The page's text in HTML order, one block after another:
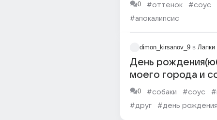
0 #оттенок
#соус
#апокалипсис
dimon_kirsanov_9 в Лапки
День
моего города и
соевым соусом.
0 #собаки #соус
#друг
#день